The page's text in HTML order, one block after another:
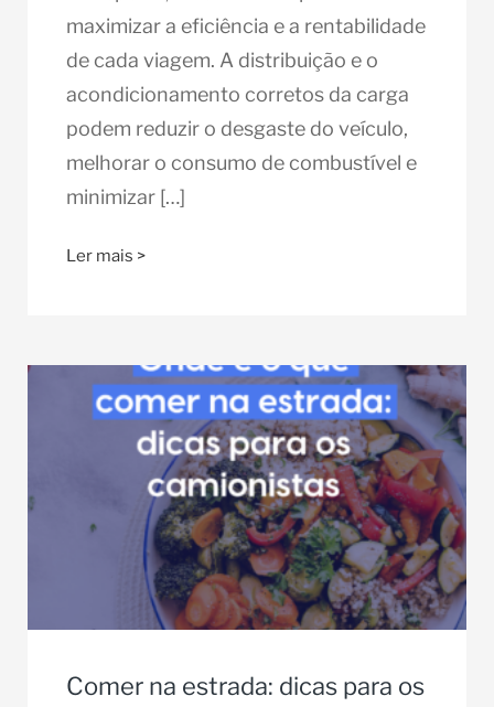
maximizar a eficiência e a rentabilidade
de cada viagem. A distribuição e o
acondicionamento corretos da carga
podem reduzir o desgaste do veículo,
melhorar o consumo de combustível e
minimizar […]
Ler mais >
Comer na estrada: dicas para os